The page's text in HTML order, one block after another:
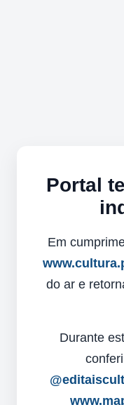
Portal
Em
do ar e
Durante